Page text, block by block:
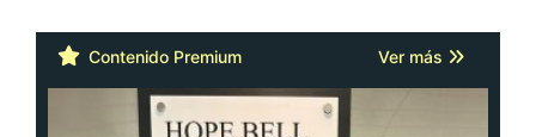
Contenido Premium Ver más